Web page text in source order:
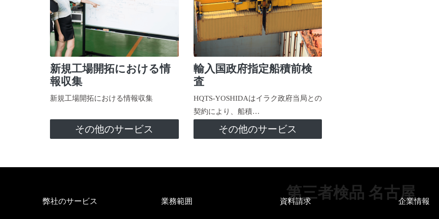
新規工場開拓における情
報収集
新規工場開拓における情報収集
その他のサービス
輸入国政府指定船積前検
査
HQTS-YOSHIDAはイラク政府当局との
契約により、船積…
その他のサービス
第三者検品 名古屋
弊社のサービス 業務範囲 資料請求 企業情報